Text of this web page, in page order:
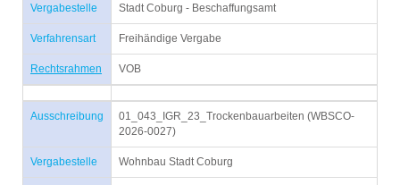
Vergabestelle Stadt Coburg - Beschaffungsamt
Verfahrensart Freihändige Vergabe
Rechtsrahmen VOB
Ausschreibung
01_043_IGR_23_Trockenbauarbeiten (WBSCO-
2026-0027)
Vergabestelle Wohnbau Stadt Coburg